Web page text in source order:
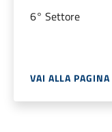
6° Settore
VAI ALLA PAGINA